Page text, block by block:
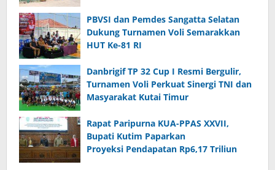
PBVSI dan Pemdes Sangatta Selatan
Dukung Turnamen Voli Semarakkan
HUT Ke-81 RI
Danbrigif TP 32 Cup I Resmi Bergulir,
Turnamen Voli Perkuat Sinergi TNI dan
Masyarakat Kutai Timur
Rapat Paripurna KUA-PPAS XXVII,
Bupati Kutim Paparkan
Proyeksi Pendapatan Rp6,17 Triliun